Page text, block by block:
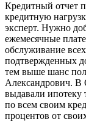
Кредитный отчет
кредитную
эксперт. Нужно
ежемесячные
обслуживание
подтвержденных
тем выше шанс
Александрович. В
выдавали ипотеку
по всем своим
процентов от